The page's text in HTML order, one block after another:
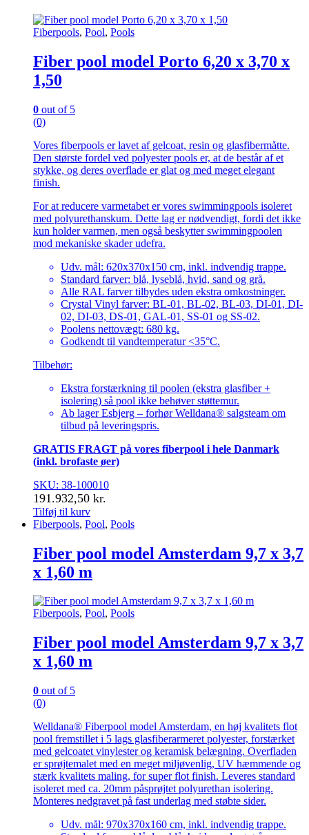
Fiberpools, Pool, Pools
Fiber pool model Porto 6,20 x 3,70 x
1,50
0 out of 5
(0)
Vores fiberpools er lavet af gelcoat, resin og glasfibermåtte.
Den største fordel ved polyester pools er, at de består af et
stykke, og deres overflade er glat og med meget elegant
finish.
For at reducere varmetabet er vores swimmingpools isoleret
med polyurethanskum. Dette lag er nødvendigt, fordi det ikke
kun holder varmen, men også beskytter swimmingpoolen
mod mekaniske skader udefra.
Udv. mål: 620x370x150 cm, inkl. indvendig trappe.
Standard farver: blå, lyseblå, hvid, sand og grå.
Alle RAL farver tilbydes uden ekstra omkostninger.
Crystal Vinyl farver: BL-01, BL-02, BL-03, DI-01, DI-
02, DI-03, DS-01, GAL-01, SS-01 og SS-02.
Poolens nettovægt: 680 kg.
Godkendt til vandtemperatur <35°C.
Tilbehør:
Ekstra forstærkning til poolen (ekstra glasfiber +
isolering) så pool ikke behøver støttemur.
Ab lager Esbjerg – forhør Welldana® salgsteam om
tilbud på leveringspris.
GRATIS FRAGT på vores fiberpool i hele Danmark
(inkl. brofaste øer)
SKU: 38-100010
191.932,50 kr.
Tilføj til kurv
Fiberpools, Pool, Pools
Fiber pool model Amsterdam 9,7 x 3,7
x 1,60 m
Fiberpools, Pool, Pools
Fiber pool model Amsterdam 9,7 x 3,7
x 1,60 m
0 out of 5
(0)
Welldana® Fiberpool model Amsterdam, en høj kvalitets flot
pool fremstillet i 5 lags glasfiberarmeret polyester, forstærket
med gelcoatet vinylester og keramisk belægning. Overfladen
er sprøjtemalet med en meget miljøvenlig, UV hæmmende og
stærk kvalitets maling, for super flot finish. Leveres standard
isoleret med ca. 20mm påsprøjtet polyurethan isolering.
Monteres nedgravet på fast underlag med støbte sider.
Udv. mål: 970x370x160 cm, inkl. indvendig trappe.